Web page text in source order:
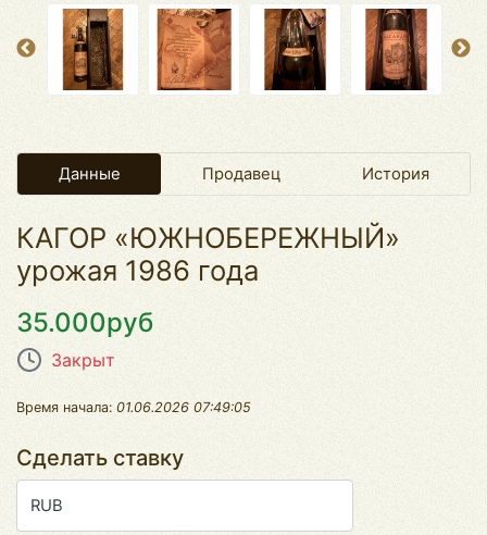
Данные Продавец История
КАГОР «ЮЖНОБЕРЕЖНЫЙ»
урожая 1986 года
35.000руб
Закрыт
Время начала: 01.06.2026 07:49:05
Сделать ставку
RUB